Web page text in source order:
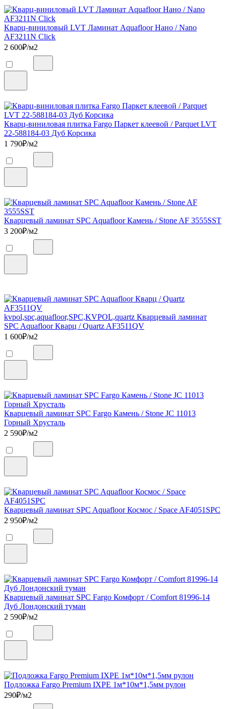
Кварц-виниловый LVT Ламинат Aquafloor Нано / Nano
AF3211N Click
2 600₽/м2
Кварц-виниловая плитка Fargo Паркет клеевой / Parquet LVT
22-588184-03 Дуб Корсика
1 790₽/м2
Кварцевый ламинат SPC Aquafloor Камень / Stone AF 3555SST
3 200₽/м2
kvpol,spc,aquafloor,SPC,KVPOL,quartz Кварцевый ламинат
SPC Aquafloor Кварц / Quartz AF3511QV
1 600₽/м2
Кварцевый ламинат SPC Fargo Камень / Stone JC 11013
Горный Хрусталь
2 590₽/м2
Кварцевый ламинат SPC Aquafloor Космос / Space AF4051SPC
2 950₽/м2
Кварцевый ламинат SPC Fargo Комфорт / Comfort 81996-14
Дуб Лондонский туман
2 590₽/м2
Подложка Fargo Premium IXPE 1м*10м*1,5мм рулон
290₽/м2